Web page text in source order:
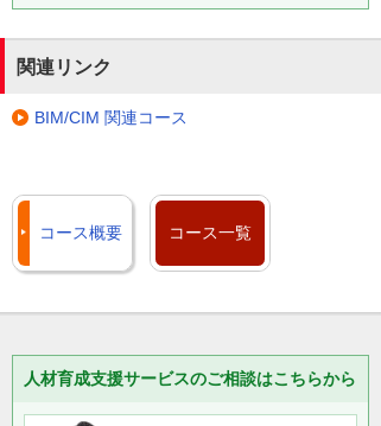
関連リンク
BIM/CIM 関連コース
コース概要 コース一覧
人材育成支援サービスのご相談はこちらから